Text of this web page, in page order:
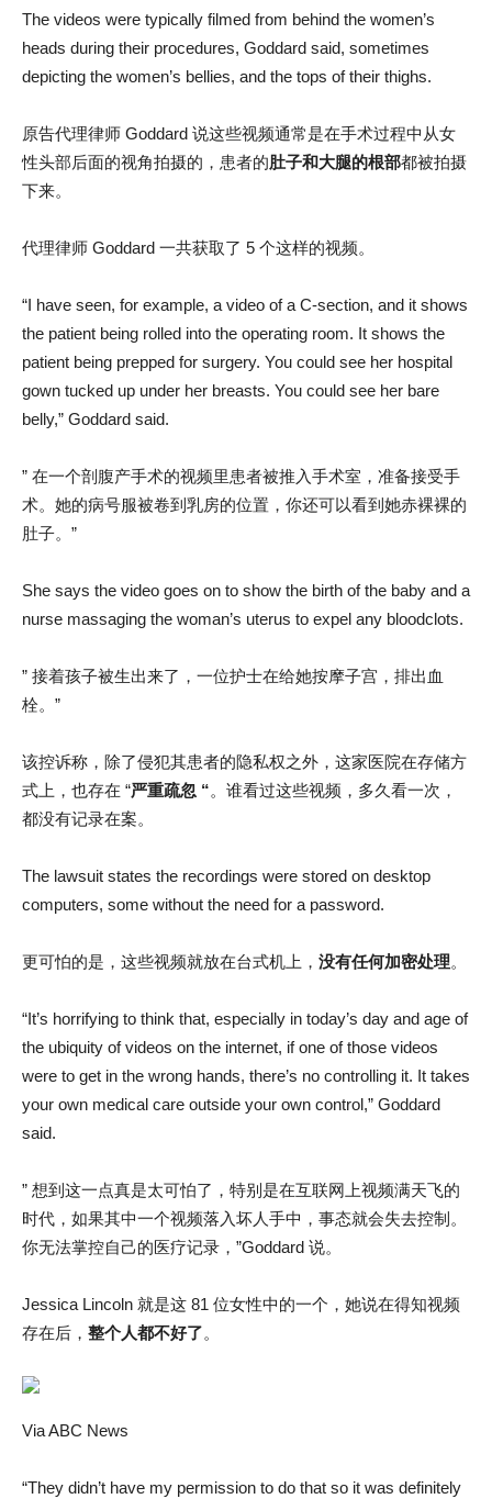
The videos were typically filmed from behind the women’s
heads during their procedures, Goddard said, sometimes
depicting the women’s bellies, and the tops of their thighs.
原告代理律师 Goddard 说这些视频通常是在手术过程中从女
性头部后面的视角拍摄的，患者的肚子和大腿的根部都被拍摄
下来。
代理律师 Goddard 一共获取了 5 个这样的视频。
“I have seen, for example, a video of a C-section, and it shows
the patient being rolled into the operating room. It shows the
patient being prepped for surgery. You could see her hospital
gown tucked up under her breasts. You could see her bare
belly,” Goddard said.
” 在一个剖腹产手术的视频里患者被推入手术室，准备接受手
术。她的病号服被卷到乳房的位置，你还可以看到她赤裸裸的
肚子。”
She says the video goes on to show the birth of the baby and a
nurse massaging the woman’s uterus to expel any bloodclots.
” 接着孩子被生出来了，一位护士在给她按摩子宫，排出血
栓。”
该控诉称，除了侵犯其患者的隐私权之外，这家医院在存储方
式上，也存在 “严重疏忽 “。谁看过这些视频，多久看一次，
都没有记录在案。
The lawsuit states the recordings were stored on desktop
computers, some without the need for a password.
更可怕的是，这些视频就放在台式机上， 没有任何加密处理。
“It’s horrifying to think that, especially in today’s day and age of
the ubiquity of videos on the internet, if one of those videos
were to get in the wrong hands, there’s no controlling it. It takes
your own medical care outside your own control,” Goddard
said.
” 想到这一点真是太可怕了，特别是在互联网上视频满天飞的
时代，如果其中一个视频落入坏人手中，事态就会失去控制。
你无法掌控自己的医疗记录，”Goddard 说。
Jessica Lincoln 就是这 81 位女性中的一个，她说在得知视频
存在后， 整个人都不好了。
Via ABC News
“They didn’t have my permission to do that so it was definitely